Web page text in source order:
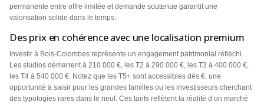
permanente entre offre limitée et demande soutenue garantit une
valorisation solide dans le temps.
Des prix en cohérence avec une localisation premium
Investir à Bois-Colombes représente un engagement patrimonial réfléchi.
Les studios démarrent à 210 000 €, les T2 à 290 000 €, les T3 à 400 000 €,
les T4 à 540 000 €. Notez que les T5+ sont accessibles dès €, une
opportunité à saisir pour les grandes familles ou les investisseurs cherchant
des typologies rares dans le neuf. Ces tarifs reflètent la réalité d’un marché